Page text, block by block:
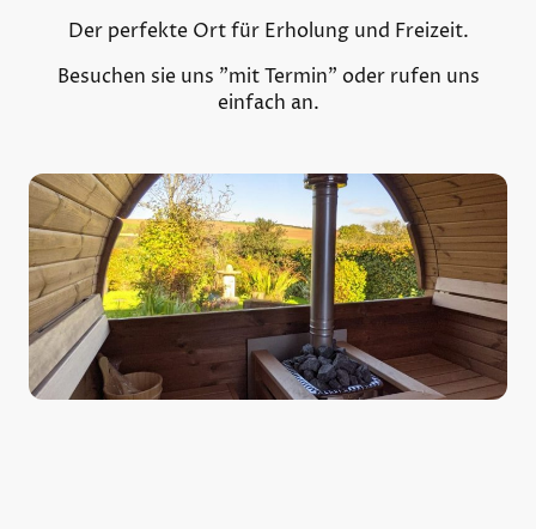
Der perfekte Ort für Erholung und Freizeit.
Besuchen sie uns "mit Termin" oder rufen uns
einfach an.